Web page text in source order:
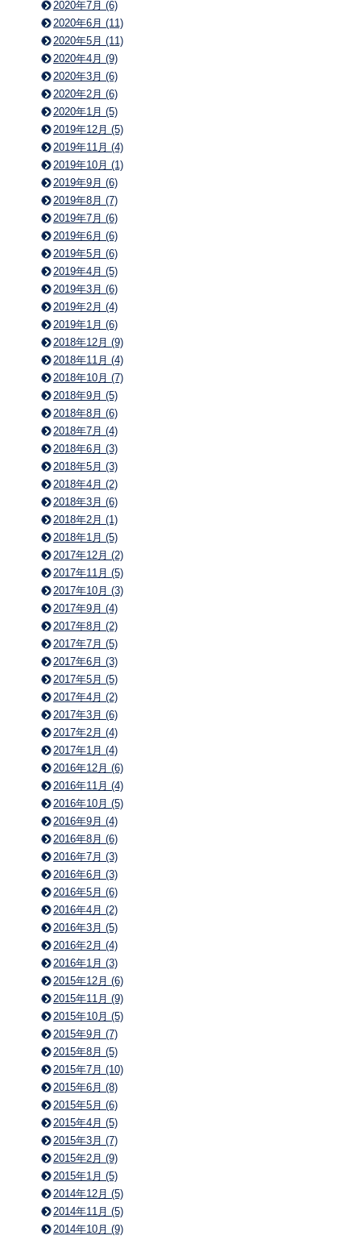
2020年7月 (6)
2020年6月 (11)
2020年5月 (11)
2020年4月 (9)
2020年3月 (6)
2020年2月 (6)
2020年1月 (5)
2019年12月 (5)
2019年11月 (4)
2019年10月 (1)
2019年9月 (6)
2019年8月 (7)
2019年7月 (6)
2019年6月 (6)
2019年5月 (6)
2019年4月 (5)
2019年3月 (6)
2019年2月 (4)
2019年1月 (6)
2018年12月 (9)
2018年11月 (4)
2018年10月 (7)
2018年9月 (5)
2018年8月 (6)
2018年7月 (4)
2018年6月 (3)
2018年5月 (3)
2018年4月 (2)
2018年3月 (6)
2018年2月 (1)
2018年1月 (5)
2017年12月 (2)
2017年11月 (5)
2017年10月 (3)
2017年9月 (4)
2017年8月 (2)
2017年7月 (5)
2017年6月 (3)
2017年5月 (5)
2017年4月 (2)
2017年3月 (6)
2017年2月 (4)
2017年1月 (4)
2016年12月 (6)
2016年11月 (4)
2016年10月 (5)
2016年9月 (4)
2016年8月 (6)
2016年7月 (3)
2016年6月 (3)
2016年5月 (6)
2016年4月 (2)
2016年3月 (5)
2016年2月 (4)
2016年1月 (3)
2015年12月 (6)
2015年11月 (9)
2015年10月 (5)
2015年9月 (7)
2015年8月 (5)
2015年7月 (10)
2015年6月 (8)
2015年5月 (6)
2015年4月 (5)
2015年3月 (7)
2015年2月 (9)
2015年1月 (5)
2014年12月 (5)
2014年11月 (5)
2014年10月 (9)